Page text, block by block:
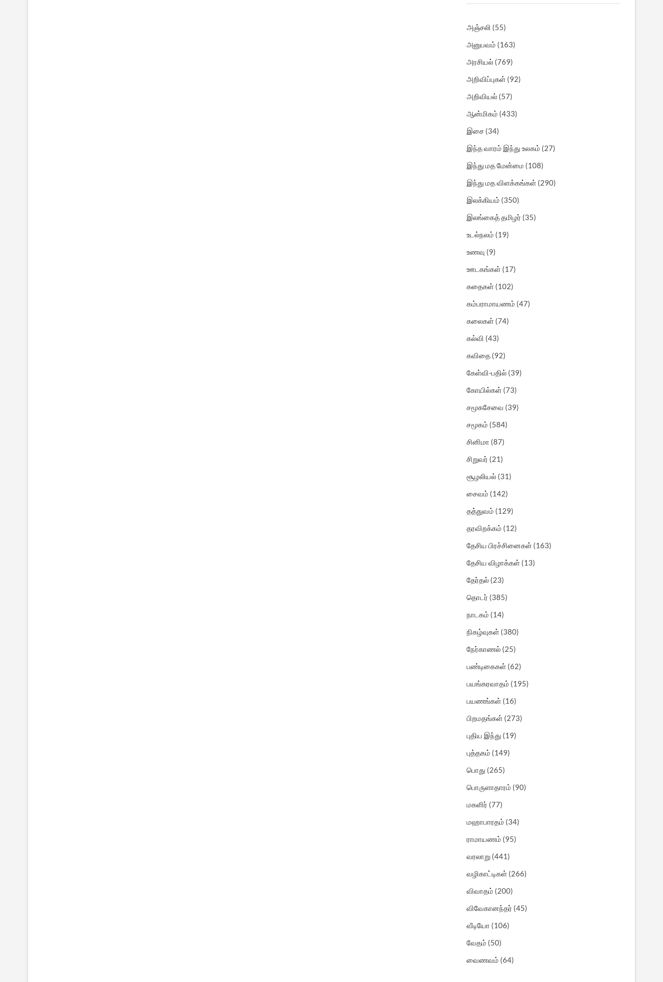
அஞ்சலி (55)
அனுபவம் (163)
அரசியல் (769)
அறிவிப்புகள் (92)
அறிவியல் (57)
ஆன்மிகம் (433)
இசை (34)
இந்த வாரம் இந்து உலகம் (27)
இந்து மத மேன்மை (108)
இந்து மத விளக்கங்கள் (290)
இலக்கியம் (350)
இலங்கைத் தமிழர் (35)
உடல்நலம் (19)
உணவு (9)
ஊடகங்கள் (17)
கதைகள் (102)
கம்பராமாயணம் (47)
கலைகள் (74)
கல்வி (43)
கவிதை (92)
கேள்வி-பதில் (39)
கோயில்கள் (73)
சமூகசேவை (39)
சமூகம் (584)
சினிமா (87)
சிறுவர் (21)
சூழலியல் (31)
சைவம் (142)
தத்துவம் (129)
தரவிறக்கம் (12)
தேசிய பிரச்சினைகள் (163)
தேசிய விழாக்கள் (13)
தேர்தல் (23)
தொடர் (385)
நாடகம் (14)
நிகழ்வுகள் (380)
நேர்காணல் (25)
பண்டிகைகள் (62)
பயங்கரவாதம் (195)
பயணங்கள் (16)
பிறமதங்கள் (273)
புதிய இந்து (19)
புத்தகம் (149)
பொது (265)
பொருளாதாரம் (90)
மகளிர் (77)
மஹாபாரதம் (34)
ராமாயணம் (95)
வரலாறு (441)
வழிகாட்டிகள் (266)
விவாதம் (200)
விவேகானந்தர் (45)
வீடியோ (106)
வேதம் (50)
வைணவம் (64)